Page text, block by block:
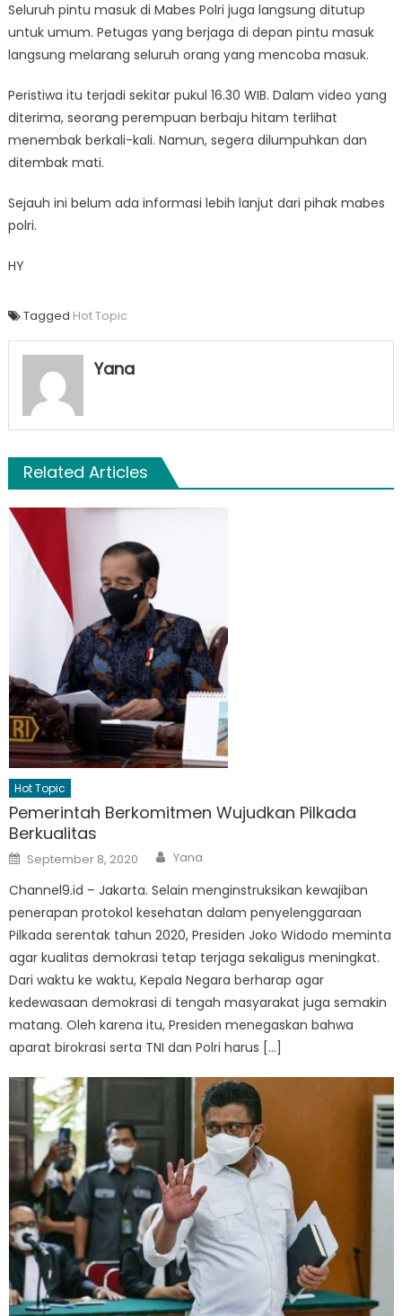
Seluruh pintu masuk di Mabes Polri juga langsung ditutup
untuk umum. Petugas yang berjaga di depan pintu masuk
langsung melarang seluruh orang yang mencoba masuk.
Peristiwa itu terjadi sekitar pukul 16.30 WIB. Dalam video yang
diterima, seorang perempuan berbaju hitam terlihat
menembak berkali-kali. Namun, segera dilumpuhkan dan
ditembak mati.
Sejauh ini belum ada informasi lebih lanjut dari pihak mabes
polri.
HY
Tagged Hot Topic
Yana
Related Articles
Hot Topic
Pemerintah Berkomitmen Wujudkan Pilkada
Berkualitas
Posted
on
September 8, 2020 Author
Yana
Channel9.id – Jakarta. Selain menginstruksikan kewajiban
penerapan protokol kesehatan dalam penyelenggaraan
Pilkada serentak tahun 2020, Presiden Joko Widodo meminta
agar kualitas demokrasi tetap terjaga sekaligus meningkat.
Dari waktu ke waktu, Kepala Negara berharap agar
kedewasaan demokrasi di tengah masyarakat juga semakin
matang. Oleh karena itu, Presiden menegaskan bahwa
aparat birokrasi serta TNI dan Polri harus […]